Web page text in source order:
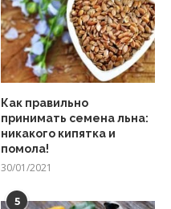
Как правильно
принимать семена льна:
никакого кипятка и
помола!
30/01/2021
5